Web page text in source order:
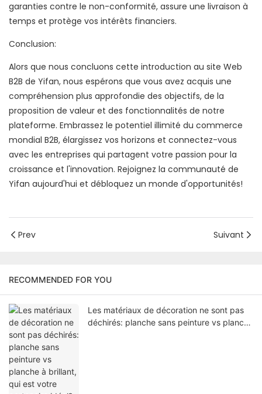
garanties contre le non-conformité, assure une livraison à
temps et protège vos intérêts financiers.
Conclusion:
Alors que nous concluons cette introduction au site Web
B2B de Yifan, nous espérons que vous avez acquis une
compréhension plus approfondie des objectifs, de la
proposition de valeur et des fonctionnalités de notre
plateforme. Embrassez le potentiel illimité du commerce
mondial B2B, élargissez vos horizons et connectez-vous
avec les entreprises qui partagent votre passion pour la
croissance et l'innovation. Rejoignez la communauté de
Yifan aujourd'hui et débloquez un monde d'opportunités!
Prev Suivant
RECOMMENDED FOR YOU
Les matériaux de décoration ne sont pas
déchirés: planche sans peinture vs planche